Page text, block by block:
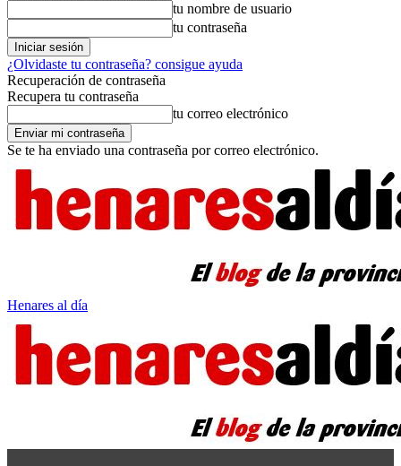
tu nombre de usuario
tu contraseña
¿Olvidaste tu contraseña? consigue ayuda
Recuperación de contraseña
Recupera tu contraseña
tu correo electrónico
Se te ha enviado una contraseña por correo electrónico.
Henares al día